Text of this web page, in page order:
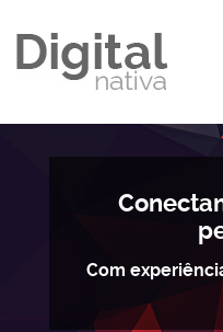
Com